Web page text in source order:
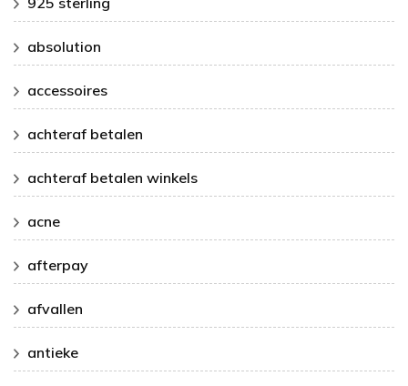
absolution
accessoires
achteraf betalen
achteraf betalen winkels
acne
afterpay
afvallen
antieke